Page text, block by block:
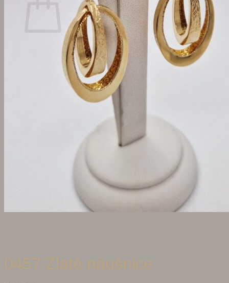
Žiadne produkty v košíku.
Vrátiť sa do obchodu
0457 Zlaté náušnice